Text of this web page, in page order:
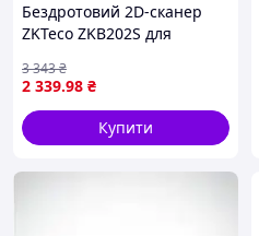
Бездротовий 2D-сканер
ZKTeco ZKB202S для
8M9EX92069
2 339.98 ₴
3 343₴
Купити